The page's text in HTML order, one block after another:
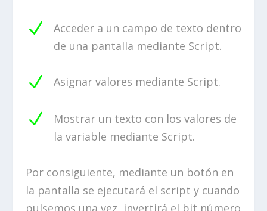
N
Acceder a un campo de texto dentro
de una pantalla mediante Script.
N Asignar valores mediante Script.
N
Mostrar un texto con los valores de
la variable mediante Script.
Por consiguiente, mediante un botón en
la pantalla se ejecutará el script y cuando
pulsemos una vez, invertirá el bit número